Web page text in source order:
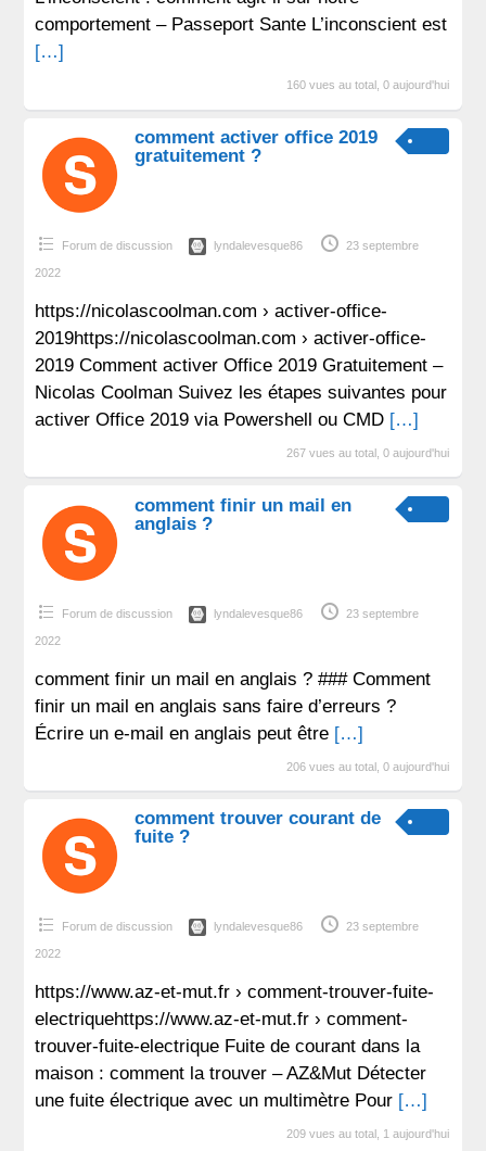
comportement – Passeport Sante L’inconscient est
[…]
160 vues au total, 0 aujourd'hui
comment activer office 2019
gratuitement ?
Forum de discussion lyndalevesque86 23 septembre
2022
https://nicolascoolman.com › activer-office-
2019https://nicolascoolman.com › activer-office-
2019 Comment activer Office 2019 Gratuitement –
Nicolas Coolman Suivez les étapes suivantes pour
activer Office 2019 via Powershell ou CMD […]
267 vues au total, 0 aujourd'hui
comment finir un mail en
anglais ?
Forum de discussion lyndalevesque86 23 septembre
2022
comment finir un mail en anglais ? ### Comment
finir un mail en anglais sans faire d’erreurs ?
Écrire un e-mail en anglais peut être […]
206 vues au total, 0 aujourd'hui
comment trouver courant de
fuite ?
Forum de discussion lyndalevesque86 23 septembre
2022
https://www.az-et-mut.fr › comment-trouver-fuite-
electriquehttps://www.az-et-mut.fr › comment-
trouver-fuite-electrique Fuite de courant dans la
maison : comment la trouver – AZ&Mut Détecter
une fuite électrique avec un multimètre Pour […]
209 vues au total, 1 aujourd'hui